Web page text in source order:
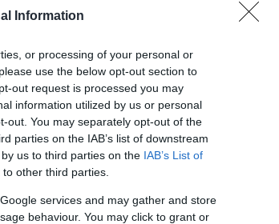
Information
or processing of your personal or
use the below opt-out section to
out request is processed you may
information utilized by us or personal
out. You may separately opt-out of the
parties on the IAB’s list of downstream
us to third parties on the IAB’s List of
other third parties.
services and may gather and store
behaviour. You may click to grant or
των δύο, στα τέλη Φεβρουαρίου στο
αυτές οι δεσμεύσεις έπειτα από αδιέξοδο
των διαφωνιών σχετικά με την άρση των